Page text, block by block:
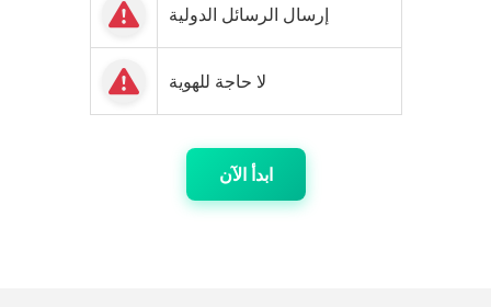
إرسال الرسائل الدولية
لا حاجة للهوية
ابدأ الآن